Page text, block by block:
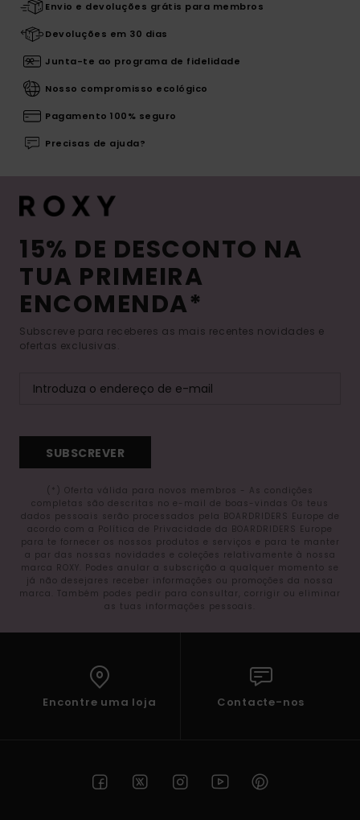
Envio e devoluções grátis para membros
Devoluções em 30 dias
Junta-te ao programa de fidelidade
Nosso compromisso ecológico
Pagamento 100% seguro
Precisas de ajuda?
15% DE DESCONTO NA
TUA PRIMEIRA
ENCOMENDA*
Subscreve para receberes as mais recentes novidades e
ofertas exclusivas.
SUBSCREVER
(*) Oferta válida para novos membros - As condições
completas são descritas no e-mail de boas-vindas Os teus
dados pessoais serão processados pela BOARDRIDERS Europe de
acordo com a Política de Privacidade da BOARDRIDERS Europe
para te fornecer os nossos produtos e serviços e para te manter
a par das nossas novidades e coleções relativamente à nossa
marca ROXY. Podes anular a subscrição a qualquer momento se
já não desejares receber informações ou promoções da nossa
marca. Também podes pedir para consultar, corrigir ou eliminar
as tuas informações pessoais.
Encontre uma loja Contacte-nos